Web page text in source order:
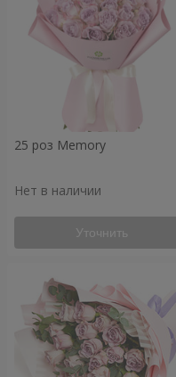
25 роз Memory
Нет в наличии
Уточнить